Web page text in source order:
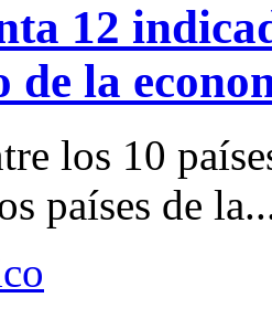
12
de la
los 10
países de